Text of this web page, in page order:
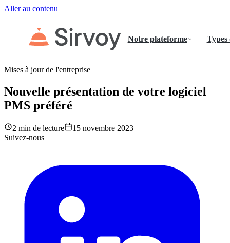
Aller au contenu
Notre plateforme Types
Mises à jour de l'entreprise
Nouvelle présentation de votre logiciel
PMS préféré
2 min de lecture
15 novembre 2023
Suivez-nous